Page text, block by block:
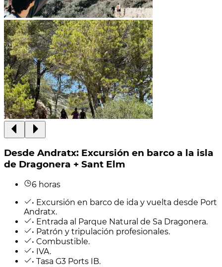
Desde Andratx: Excursión en barco a la isla
de Dragonera + Sant Elm
6 horas
• Excursión en barco de ida y vuelta desde Port
Andratx.
• Entrada al Parque Natural de Sa Dragonera.
• Patrón y tripulación profesionales.
• Combustible.
• IVA.
• Tasa G3 Ports IB.